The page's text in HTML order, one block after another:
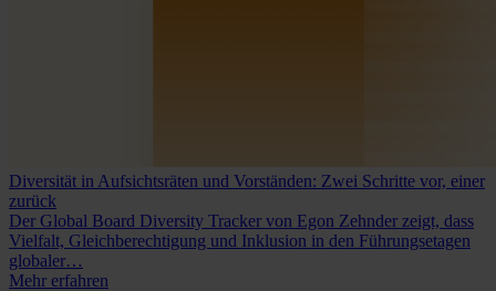
Diversität in Aufsichtsräten und Vorständen: Zwei Schritte vor, einer
zurück
Der Global Board Diversity Tracker von Egon Zehnder zeigt, dass
Vielfalt, Gleichberechtigung und Inklusion in den Führungsetagen
globaler…
Mehr erfahren